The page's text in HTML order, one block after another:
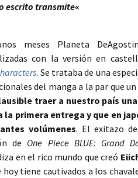
escrito transmite«
meses Planeta
con la versión en
. Se trataba de una
del manga a la par que
traer a nuestro país
la primera entrega y que en
volúmenes. El exitazo de
de One Piece BLUE: Grand
en el rico mundo que creó
hoy tiene cautivados a los